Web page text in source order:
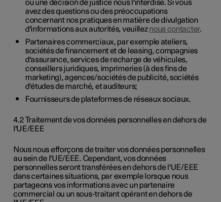
ou une décision de justice nous l'interdise. Si vous
avez des questions ou des préoccupations
concernant nos pratiques en matière de divulgation
d'informations aux autorités, veuilleznous contacter.
Partenaires commerciaux, par exemple ateliers,
sociétés de financement et de leasing, compagnies
d'assurance, services de recharge de véhicules,
conseillers juridiques, imprimeries (à des fins de
marketing), agences/sociétés de publicité, sociétés
d'études de marché, et auditeurs;
Fournisseurs de plateformes de réseaux sociaux.
4.2 Traitement de vos données personnelles en dehors de
l'UE/EEE
Nous nous efforçons de traiter vos données personnelles
au sein de l'UE/EEE. Cependant, vos données
personnelles seront transférées en dehors de l'UE/EEE
dans certaines situations, par exemple lorsque nous
partageons vos informations avec un partenaire
commercial ou un sous-traitant opérant en dehors de